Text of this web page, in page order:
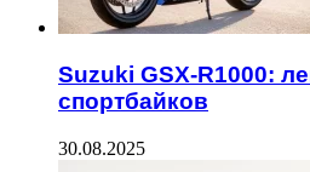
Suzuki GSX-R1000:
спортбайков
30.08.2025